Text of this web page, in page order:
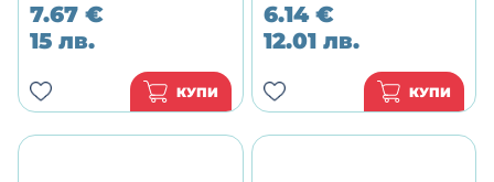
7.67 €
15 лв.
КУПИ
6.14 €
12.01 лв.
КУПИ